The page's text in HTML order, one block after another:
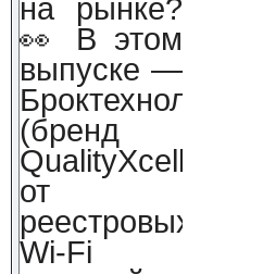
на рынке?
👀 В этом
выпуске —
Броктехнолоджи
(бренд
QualityXcellence):
от
реестровых
Wi-Fi